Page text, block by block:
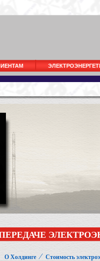
О Холдинге ⁄ Стоимость